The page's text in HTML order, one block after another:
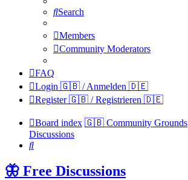
Search
Members
Community Moderators
FAQ
Login 🇬🇧 / Anmelden 🇩🇪
Register 🇬🇧 / Registrieren 🇩🇪
Board index 🇬🇧 Community Grounds
Discussions
Search
🦋 Free Discussions